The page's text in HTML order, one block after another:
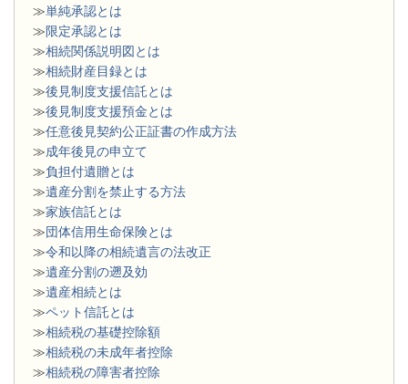
≫単純承認とは
≫限定承認とは
≫相続関係説明図とは
≫相続財産目録とは
≫後見制度支援信託とは
≫後見制度支援預金とは
≫任意後見契約公正証書の作成方法
≫成年後見の申立て
≫負担付遺贈とは
≫遺産分割を禁止する方法
≫家族信託とは
≫団体信用生命保険とは
≫令和以降の相続遺言の法改正
≫遺産分割の遡及効
≫遺産相続とは
≫ペット信託とは
≫相続税の基礎控除額
≫相続税の未成年者控除
≫相続税の障害者控除